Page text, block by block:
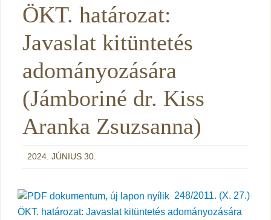
ÖKT. határozat:
Javaslat kitüntetés
adományozására
(Jámboriné dr. Kiss
Aranka Zsuzsanna)
2024. JÚNIUS 30.
248/2011. (X. 27.)
ÖKT. határozat: Javaslat kitüntetés adományozására